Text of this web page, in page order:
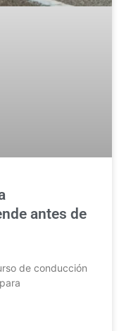
antes de
de conducción